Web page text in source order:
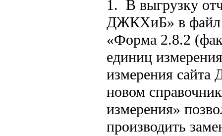
1. В выгрузку
ДЖКХиБ» в файл
«Форма 2.8.2
единиц
измерения сайта
новом
измерения»
производить